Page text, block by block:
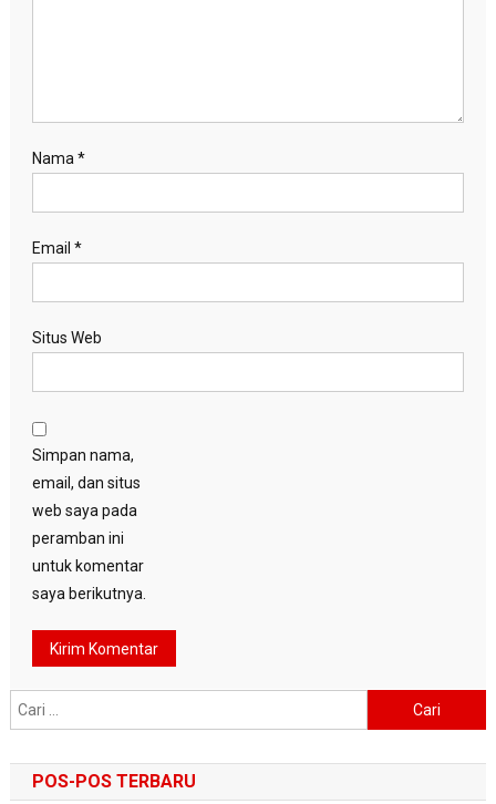
Nama *
Email *
Situs Web
Simpan nama,
email, dan situs
web saya pada
peramban ini
untuk komentar
saya berikutnya.
untuk:
POS-POS TERBARU